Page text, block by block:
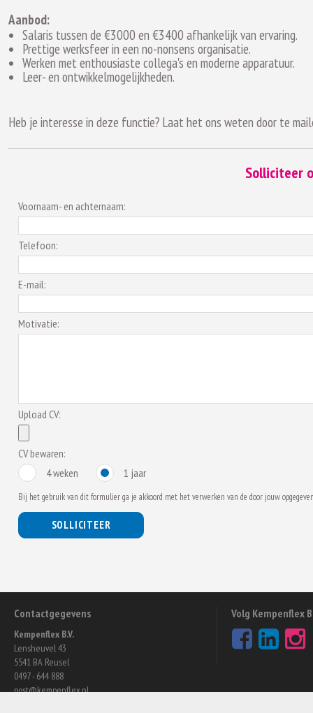
Aanbod:
Salaris tussen de €3000 en €3400 afhankelijk van ervaring.
Prettige werksfeer in een no-nonsens organisatie.
Werken met enthousiaste collega's en moderne apparatuur.
Leer- en ontwikkelmogelijkheden.
Heb je interesse in deze functie? Laat het ons weten door te
Solliciteer
Voornaam- en achternaam:
Telefoon:
E-mail:
Motivatie:
Upload CV:
CV bewaren:
4 weken
1 jaar
Bij het gebruik van dit formulier ga je akkoord met het verwerken van de door jouw
SOLLICITEER
Contactgegevens
Kempenflex B.V.
Lensheuvel 43
5541 BA Reusel
0497 - 644 888
post@kempenflex.nl
Volg Kempenflex